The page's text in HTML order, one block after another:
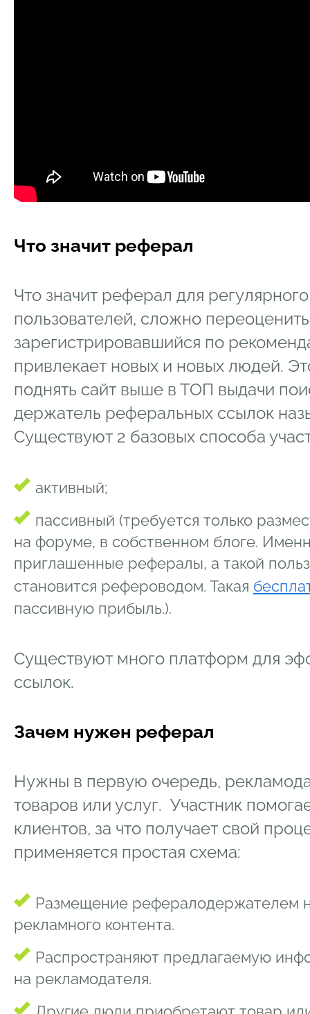
Что значит реферал
Что значит реферал для
пользователей, сложно
зарегистрировавшийся по
привлекает новых и новых людей.
поднять сайт выше в ТОП выдачи
держатель реферальных ссылок
Существуют 2 базовых способа
активный;
пассивный (требуется только
на форуме, в собственном блоге.
приглашенные рефералы, а такой
становится рефероводом. Такая
пассивную прибыль.).
Существуют много платформ для
ссылок.
Зачем нужен реферал
Нужны в первую очередь,
товаров или услуг. Участник
клиентов, за что получает свой
применяется простая схема:
Размещение рефералодержателем
рекламного контента.
Распространяют предлагаемую
на рекламодателя.